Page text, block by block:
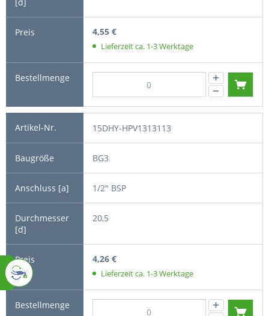
4,55 €
Lieferzeit ca. 1-3 Werktage
15DHY-HPV1313113
BG3
1/2" BSP
20,5
4,26 €
Lieferzeit ca. 1-3 Werktage